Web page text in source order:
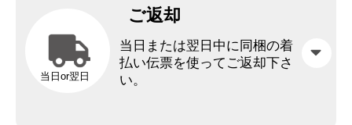
ご返却
当日or翌日
当日または翌日中に同梱の着
払い伝票を使ってご返却下さ
い。